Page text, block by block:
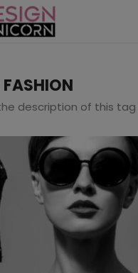
description of this